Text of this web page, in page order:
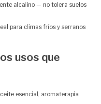
alcalino — no tolera suelos
para climas fríos y serranos
usos que
esencial, aromaterapia